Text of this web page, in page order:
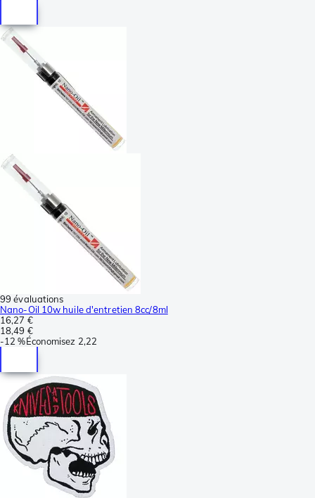
99 évaluations
Nano-Oil 10w huile d'entretien 8cc/8ml
16,27 €
18,49 €
-12 %Économisez 2,22